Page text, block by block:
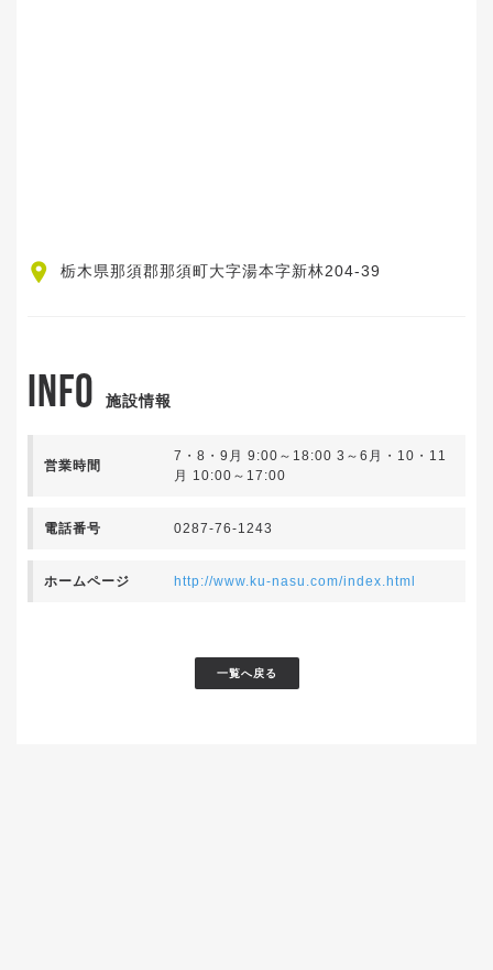
栃木県那須郡那須町大字湯本字新林204-39
INFO 施設情報
営業時間
7・8・9月 9:00～18:00 3～6月・10・11
月 10:00～17:00
電話番号 0287-76-1243
ホームページ http://www.ku-nasu.com/index.html
一覧へ戻る